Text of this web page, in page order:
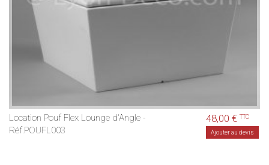
Location Pouf Flex Lounge d'Angle -
Réf.POUFL003
48,00 €TTC
Ajouter au devis